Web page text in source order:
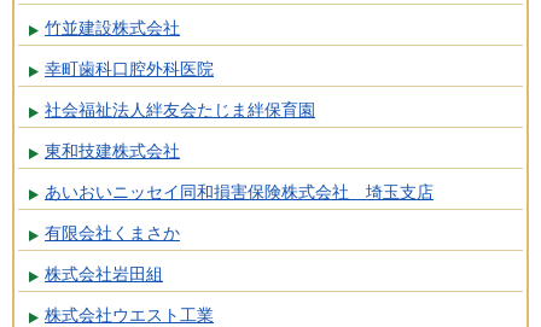
竹並建設株式会社
幸町歯科口腔外科医院
社会福祉法人絆友会たじま絆保育園
東和技建株式会社
あいおいニッセイ同和損害保険株式会社 埼玉支店
有限会社くまさか
株式会社岩田組
株式会社ウエスト工業